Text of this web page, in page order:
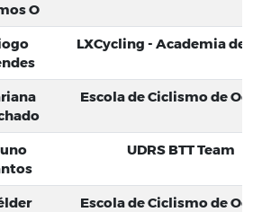
O
LXCycling - Academia de
Escola de Ciclismo de
UDRS BTT Team
Escola de Ciclismo de